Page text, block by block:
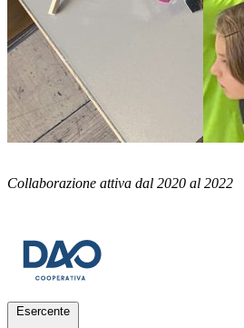
Collaborazione attiva dal 2020 al 2022
Esercente